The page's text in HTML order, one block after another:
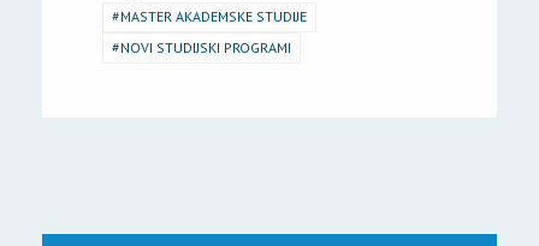
MASTER AKADEMSKE STUDIJE
NOVI STUDIJSKI PROGRAMI